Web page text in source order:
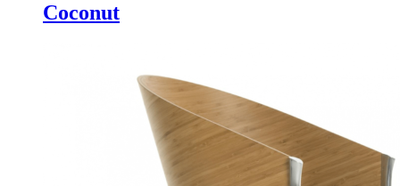
Coconut